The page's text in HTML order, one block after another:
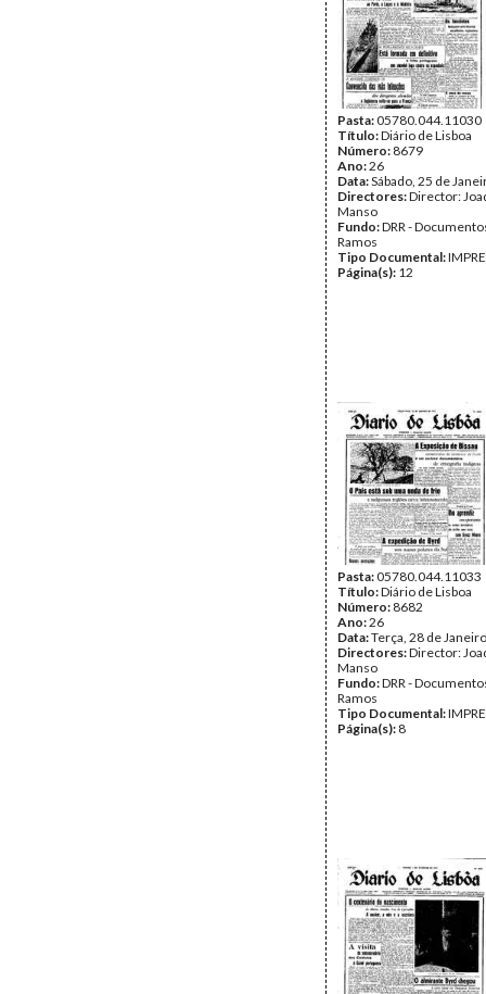
Pasta:05780.044.11030
Título:Diário de Lisboa
Número: 8679
Ano:26
Data:Sábado, 25 de
Directores:Director:
Manso
Fundo:DRR -
Ramos
Tipo Documental:
Página(s): 12
Pasta:05780.044.11033
Título:Diário de Lisboa
Número: 8682
Ano:26
Data:Terça, 28 de
Directores:Director:
Manso
Fundo:DRR -
Ramos
Tipo Documental:
Página(s): 8